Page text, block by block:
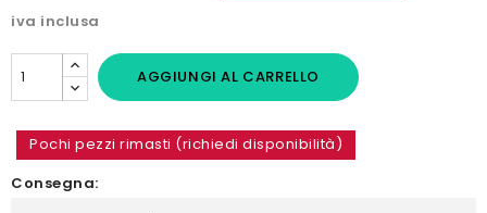
iva inclusa
AGGIUNGI AL CARRELLO
Pochi pezzi rimasti (richiedi disponibilità)
Consegna: